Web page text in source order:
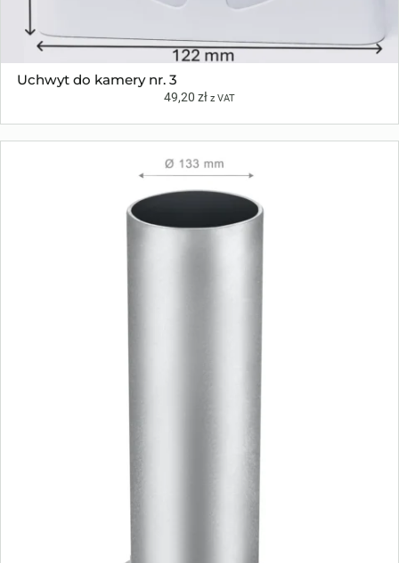
Uchwyt do kamery nr. 3
49,20 zł z VAT